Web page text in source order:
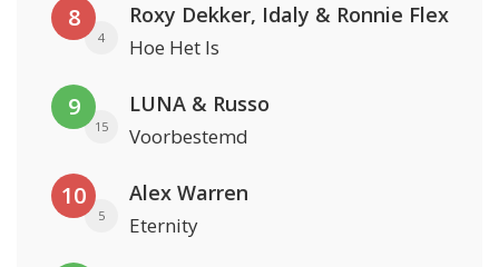
8
4
Roxy Dekker, Idaly & Ronnie Flex
Hoe Het Is
9
15
LUNA & Russo
Voorbestemd
10
5
Alex Warren
Eternity